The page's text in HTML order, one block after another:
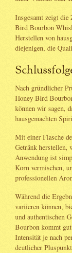
Insgesamt zeigt die
Bird Bourbon
Herstellen von
diejenigen, die
Nach gründlicher
Honey Bird
können wir sagen,
hausgemachten
Mit einer Flasche
Getränk herstellen,
Anwendung ist
Korn vermischen,
professionellen
Während die
variieren können,
und authentischen
Bourbon kommt
Intensität je nach
deutlicher